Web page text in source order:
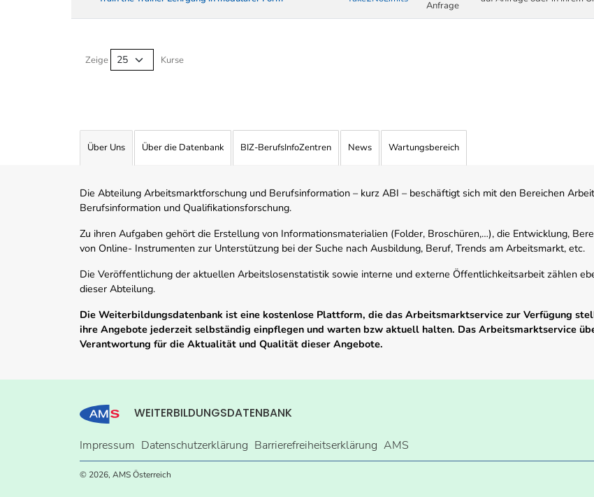
Anfrage
Zeige Kurse
Über Uns Über die Datenbank BIZ-BerufsInfoZentren News Wartungsbereich
Die Abteilung Arbeitsmarktforschung und Berufsinformation – kurz ABI – beschäftigt sich mit den Bereichen
Berufsinformation und Qualifikationsforschung.
Zu ihren Aufgaben gehört die Erstellung von Informationsmaterialien (Folder, Broschüren,…), die Entwicklung,
von Online- Instrumenten zur Unterstützung bei der Suche nach Ausbildung, Beruf, Trends am Arbeitsmarkt, etc.
Die Veröffentlichung der aktuellen Arbeitslosenstatistik sowie interne und externe Öffentlichkeitsarbeit zählen
dieser Abteilung.
Die Weiterbildungsdatenbank ist eine kostenlose Plattform, die das Arbeitsmarktservice zur Verfügung
ihre Angebote jederzeit selbständig einpflegen und warten bzw aktuell halten. Das Arbeitsmarktservice
Verantwortung für die Aktualität und Qualität dieser Angebote.
WEITERBILDUNGSDATENBANK
Impressum Datenschutzerklärung Barrierefreiheitserklärung AMS
© 2026, AMS Österreich